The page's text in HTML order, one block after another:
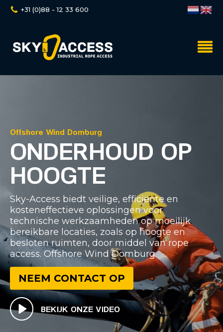
+31 (0)88 - 12 33 600
Offshore Wind Domburg
ONDERHOUD OP
HOOGTE
Sky-Access biedt veilige, efficiënte en
kosteneffectieve oplossingen voor
technische werkzaamheden op moeilijk
bereikbare locaties, zoals op hoogte en
besloten ruimten, door middel van rope
access. Offshore Wind Domburg.
NEEM CONTACT OP
BEKIJK ONZE VIDEO